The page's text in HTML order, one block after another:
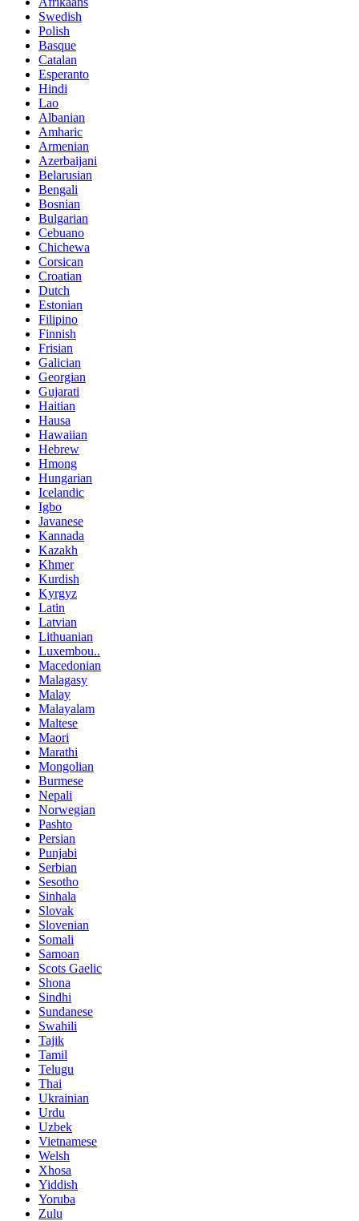
Swedish
Polish
Basque
Catalan
Esperanto
Hindi
Lao
Albanian
Amharic
Armenian
Azerbaijani
Belarusian
Bengali
Bosnian
Bulgarian
Cebuano
Chichewa
Corsican
Croatian
Dutch
Estonian
Filipino
Finnish
Frisian
Galician
Georgian
Gujarati
Haitian
Hausa
Hawaiian
Hebrew
Hmong
Hungarian
Icelandic
Igbo
Javanese
Kannada
Kazakh
Khmer
Kurdish
Kyrgyz
Latin
Latvian
Lithuanian
Luxembou..
Macedonian
Malagasy
Malay
Malayalam
Maltese
Maori
Marathi
Mongolian
Burmese
Nepali
Norwegian
Pashto
Persian
Punjabi
Serbian
Sesotho
Sinhala
Slovak
Slovenian
Somali
Samoan
Scots Gaelic
Shona
Sindhi
Sundanese
Swahili
Tajik
Tamil
Telugu
Thai
Ukrainian
Urdu
Uzbek
Vietnamese
Welsh
Xhosa
Yiddish
Yoruba
Zulu